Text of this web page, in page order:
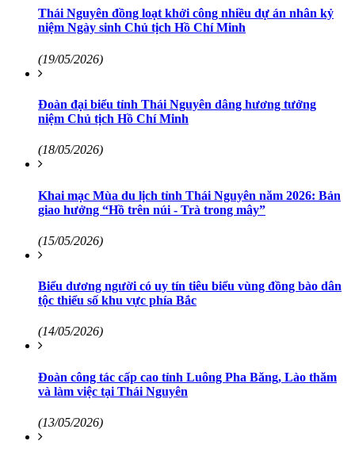
Thái Nguyên đồng loạt khởi công nhiều dự án nhân kỷ
niệm Ngày sinh Chủ tịch Hồ Chí Minh
(19/05/2026)
Đoàn đại biểu tỉnh Thái Nguyên dâng hương tưởng
niệm Chủ tịch Hồ Chí Minh
(18/05/2026)
Khai mạc Mùa du lịch tỉnh Thái Nguyên năm 2026: Bản
giao hưởng “Hồ trên núi - Trà trong mây”
(15/05/2026)
Biểu dương người có uy tín tiêu biểu vùng đồng bào dân
tộc thiểu số khu vực phía Bắc
(14/05/2026)
Đoàn công tác cấp cao tỉnh Luông Pha Băng, Lào thăm
và làm việc tại Thái Nguyên
(13/05/2026)